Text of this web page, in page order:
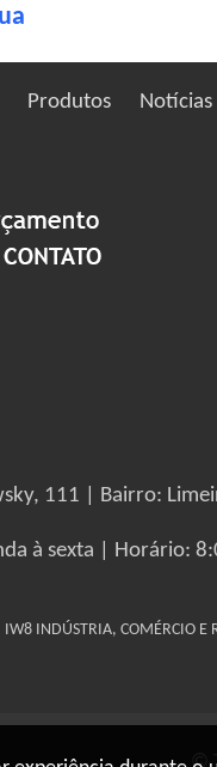
Produtos Notícias
111 | Bairro:
à sexta | Horário:
INDÚSTRIA, COMÉRCIO E